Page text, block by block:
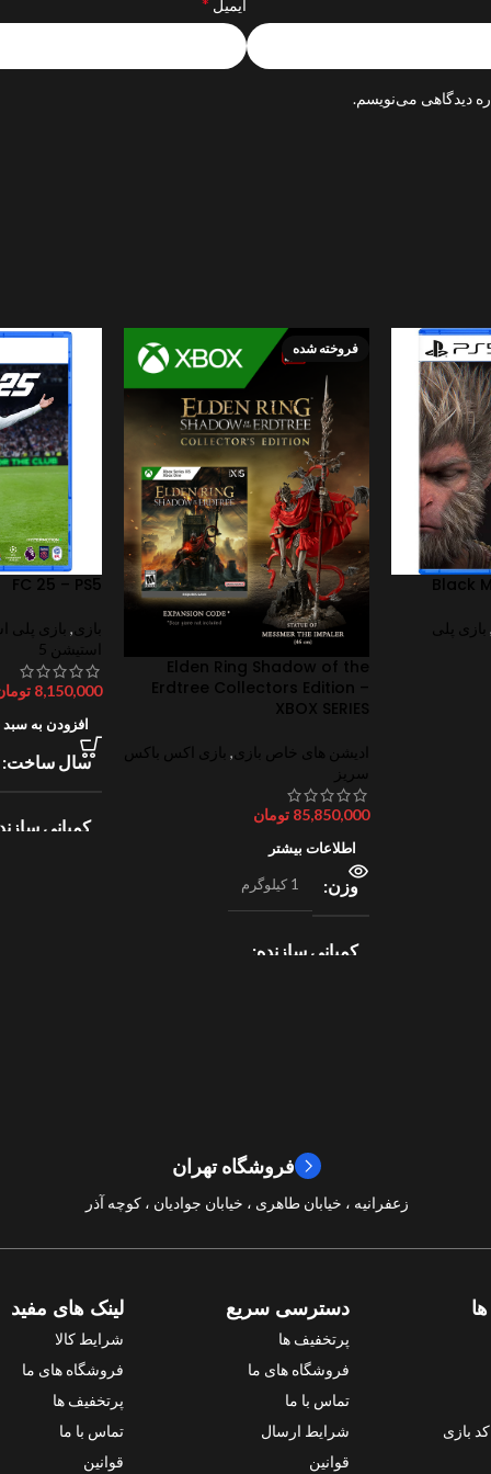
ایمیل
دیدگاهی می‌نویسم.
Black
, بازی پلی
فروخته شده
Elden Ring Shadow of the
Erdtree Collectors Edition –
XBOX SERIES
ادیشن های خاص بازی, بازی اکس باکس
سریز
85,850,000 تومان
اطلاعات بیشتر
وزن 1 کیلوگرم
کمپانی سازنده
سال ساخت 2024
FC 25 – PS5
بازی, بازی پلی
استیشن 5
8,150,000
افزودن به
سال ساخت
کمپانی
فروشگاه تهران
زعفرانیه ، خیابان طاهری ، خیابان جوادیان ، کوچه آذر
بازی
دسترسی سریع
پرتخفیف ها
فروشگاه های ما
تماس با ما
شرایط ارسال
قوانین
لینک های مفید
شرایط کالا
فروشگاه های ما
پرتخفیف ها
تماس با ما
قوانین